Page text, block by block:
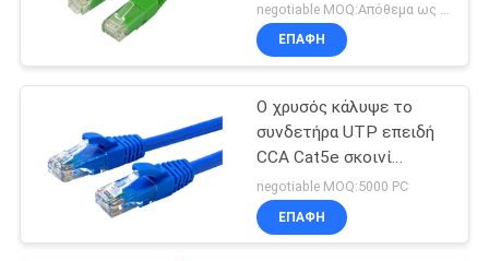
RJ45 UTP Cat5 για τις
τηλεπικοινωνίες
ΕΠΑΦΉ
Ο χρυσός κάλυψε το
συνδετήρα UTP επειδή
CCA Cat5e σκοινί
μπαλωμάτων για το
τυχερό παιχνίδι
negotiable MOQ:5000 PC
ΕΠΑΦΉ